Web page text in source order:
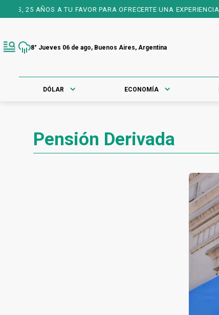
25 AÑOS A TU FAVOR PARA OFRECERTE UNA EXPERIENCIA
8° Jueves 06 de ago, Buenos Aires, Argentina
DÓLAR ECONOMÍA
Pensión Derivada